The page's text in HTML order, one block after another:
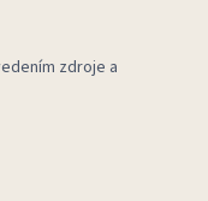
zdroje a